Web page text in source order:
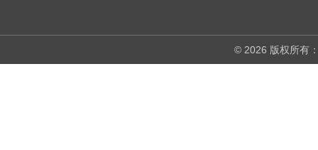
© 2026 版权所有